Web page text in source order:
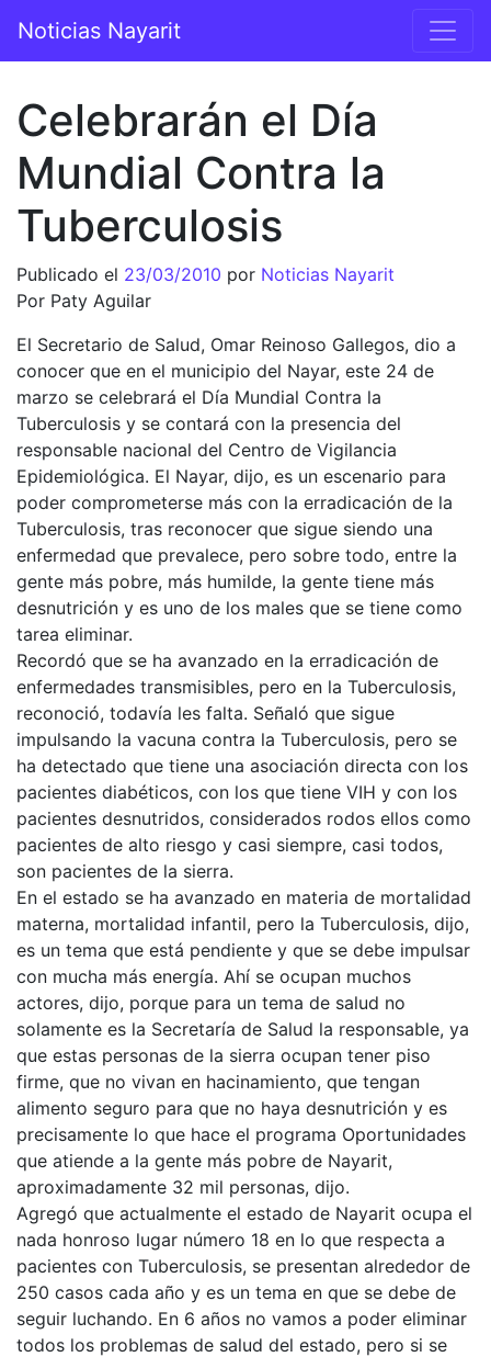
Navegación principal
Noticias Nayarit
Celebrarán el Día
Mundial Contra la
Tuberculosis
Publicado el 23/03/2010 por Noticias Nayarit
Por Paty Aguilar
El Secretario de Salud, Omar Reinoso Gallegos, dio a
conocer que en el municipio del Nayar, este 24 de
marzo se celebrará el Día Mundial Contra la
Tuberculosis y se contará con la presencia del
responsable nacional del Centro de Vigilancia
Epidemiológica. El Nayar, dijo, es un escenario para
poder comprometerse más con la erradicación de la
Tuberculosis, tras reconocer que sigue siendo una
enfermedad que prevalece, pero sobre todo, entre la
gente más pobre, más humilde, la gente tiene más
desnutrición y es uno de los males que se tiene como
tarea eliminar.
Recordó que se ha avanzado en la erradicación de
enfermedades transmisibles, pero en la Tuberculosis,
reconoció, todavía les falta. Señaló que sigue
impulsando la vacuna contra la Tuberculosis, pero se
ha detectado que tiene una asociación directa con los
pacientes diabéticos, con los que tiene VIH y con los
pacientes desnutridos, considerados rodos ellos como
pacientes de alto riesgo y casi siempre, casi todos,
son pacientes de la sierra.
En el estado se ha avanzado en materia de mortalidad
materna, mortalidad infantil, pero la Tuberculosis, dijo,
es un tema que está pendiente y que se debe impulsar
con mucha más energía. Ahí se ocupan muchos
actores, dijo, porque para un tema de salud no
solamente es la Secretaría de Salud la responsable, ya
que estas personas de la sierra ocupan tener piso
firme, que no vivan en hacinamiento, que tengan
alimento seguro para que no haya desnutrición y es
precisamente lo que hace el programa Oportunidades
que atiende a la gente más pobre de Nayarit,
aproximadamente 32 mil personas, dijo.
Agregó que actualmente el estado de Nayarit ocupa el
nada honroso lugar número 18 en lo que respecta a
pacientes con Tuberculosis, se presentan alrededor de
250 casos cada año y es un tema en que se debe de
seguir luchando. En 6 años no vamos a poder eliminar
todos los problemas de salud del estado, pero si se